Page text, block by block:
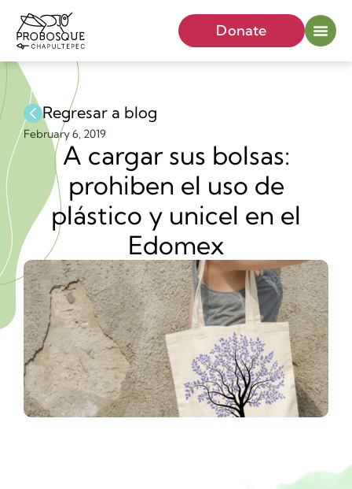
Donate
Regresar a blog
February 6, 2019
A cargar sus bolsas:
prohiben el uso de
plástico y unicel en el
Edomex